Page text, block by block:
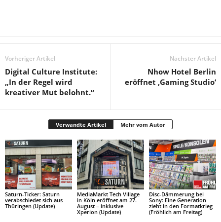
Vorheriger Artikel
Digital Culture Institute:
„In der Regel wird
kreativer Mut belohnt.“
Nächster Artikel
Nhow Hotel Berlin
eröffnet ‚Gaming Studio‘
Verwandte Artikel Mehr vom Autor
Saturn-Ticker: Saturn
verabschiedet sich aus
Thüringen (Update)
MediaMarkt Tech Village
in Köln eröffnet am 27.
August – inklusive
Xperion (Update)
Disc-Dämmerung bei
Sony: Eine Generation
zieht in den Formatkrieg
(Fröhlich am Freitag)